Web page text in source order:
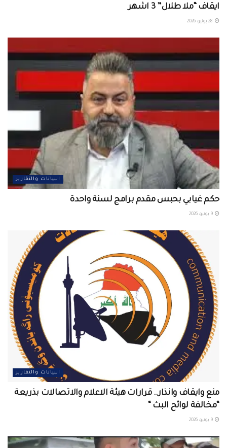
ايقاف “ملا طلال” 3 اشهر
البيانات والتقارير
حكم غيابي بحبس مقدم برامج لسنة واحدة
البيانات والتقارير
منع وايقاف وانذار.. قرارات هيئة الاعلام والاتصالات بذريعة
“مخالفة لوائح البث “